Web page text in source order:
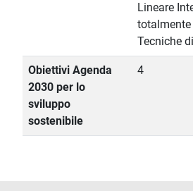
Lineare
Tecniche
Obiettivi Agenda
2030 per lo
sviluppo
sostenibile
4